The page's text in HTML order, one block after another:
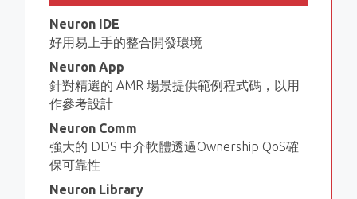
Neuron IDE
好用易上手的整合開發環境
Neuron App
針對精選的 AMR 場景提供範例程式碼，以用
作參考設計
Neuron Comm
強大的 DDS 中介軟體透過Ownership QoS確
保可靠性
Neuron Library